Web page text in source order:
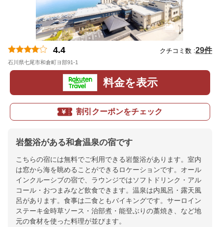
4.4 クチコミ数 :29件
石川県七尾市和倉町ヨ部91-1
料金を表示
割引クーポンをチェック
岩盤浴がある和倉温泉の宿です
こちらの宿には無料でご利用できる岩盤浴があります。室内
は窓から海を眺めることができるロケーションです。オール
インクルーシブの宿で、ラウンジではソフトドリンク・アル
コール・おつまみなど飲食できます。温泉は内風呂・露天風
呂があります。食事は二食ともバイキングです。サーロイン
ステーキ金時草ソース・治部煮・能登ぶりの藁焼き、など地
元の食材を使った料理が並びます。